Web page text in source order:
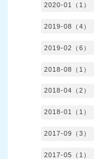
2020-01（1）
2019-08（4）
2019-02（6）
2018-08（1）
2018-04（2）
2018-01（1）
2017-09（3）
2017-05（1）